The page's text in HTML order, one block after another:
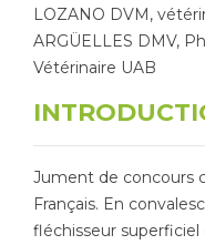
LOZANO DVM,
ARGÜELLES DMV,
Vétérinaire UAB
Jument de concours
Français. En
fléchisseur